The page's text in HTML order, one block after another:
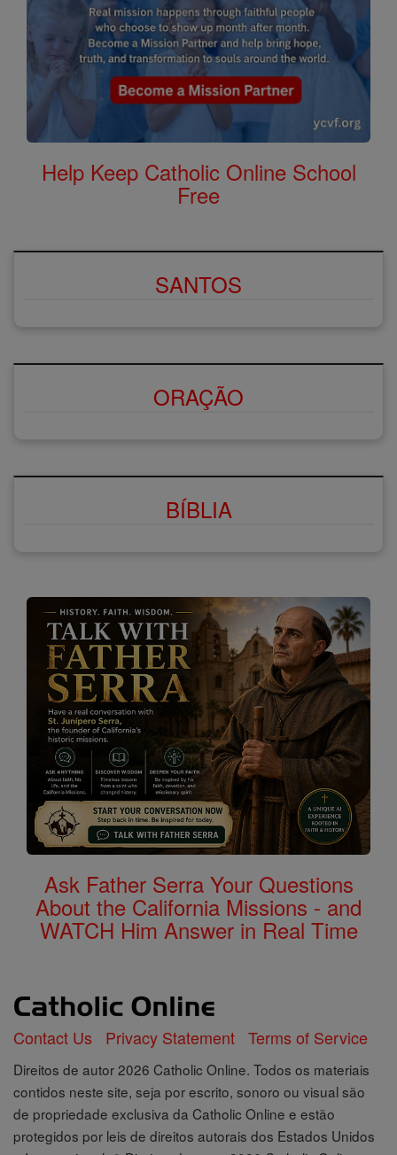
Help Keep Catholic Online School
Free
SANTOS
ORAÇÃO
BÍBLIA
Ask Father Serra Your Questions
About the California Missions - and
WATCH Him Answer in Real Time
Contact Us Privacy Statement Terms of Service
Direitos de autor 2026 Catholic Online. Todos os materiais
contidos neste site, seja por escrito, sonoro ou visual são
de propriedade exclusiva da Catholic Online e estão
protegidos por leis de direitos autorais dos Estados Unidos